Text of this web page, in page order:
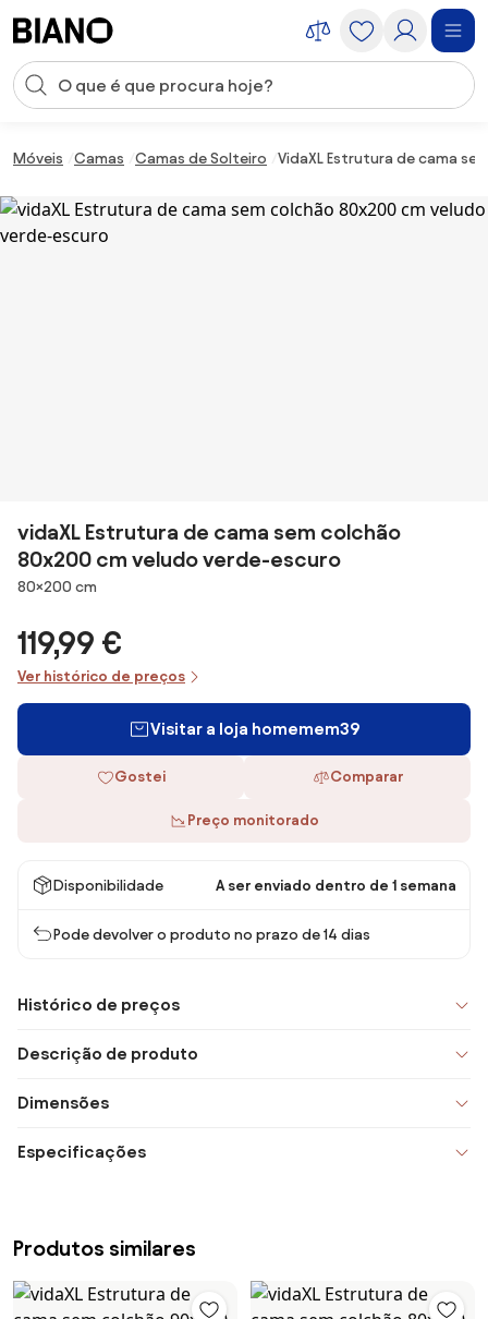
Entrada de pesquisa
Móveis Camas Camas de Solteiro VidaXL Estrutura de cama
vidaXL Estrutura de cama sem colchão
80x200 cm veludo verde-escuro
Dimensões
80×200 cm
119,99 €
Ver histórico de preços
Visitar a loja homemem39
Gostei Comparar
Preço monitorado
Disponibilidade A ser enviado dentro de 1 semana
Pode devolver o produto no prazo de 14 dias
Histórico de preços
Descrição de produto
Dimensões
Especificações
Produtos similares